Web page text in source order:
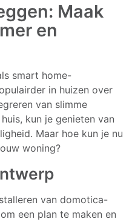
Maak
en
smart home-
in huizen over
van slimme
kun je genieten van
Maar hoe kun je nu
woning?
van domotica-
een plan te maken en